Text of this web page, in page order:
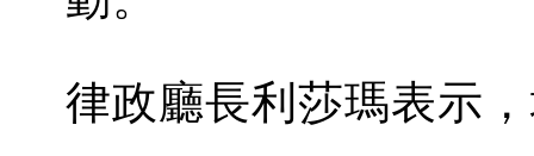
律政廳長利莎瑪表示